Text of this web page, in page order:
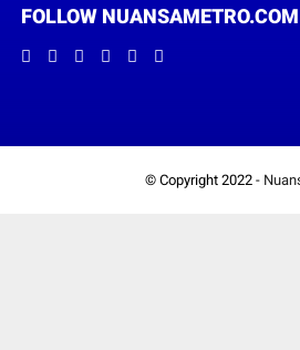
FOLLOW NUANSAMETRO.COM
© Copyright 2022 -